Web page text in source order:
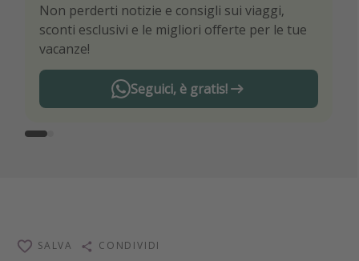
Non perderti notizie e consigli sui viaggi,
sconti esclusivi e le migliori offerte per le tue
vacanze!
Seguici, è gratis!
Sii il primo a conoscere le migliori offerte di
viaggio
SALVA CONDIVIDI